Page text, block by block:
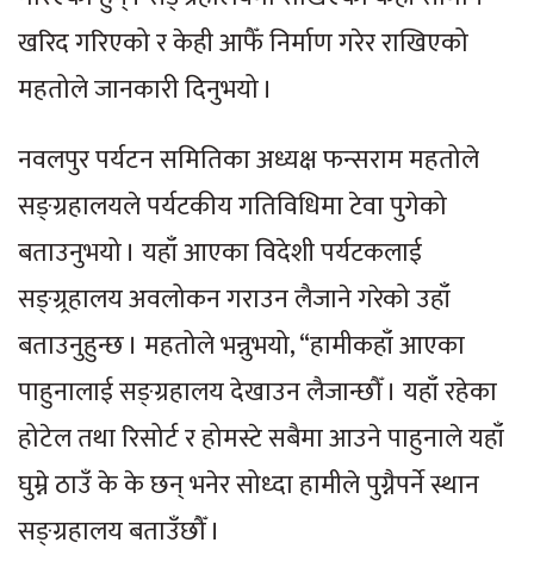
खरिद गरिएको र केही आफैँ निर्माण गरेर राखिएको
महतोले जानकारी दिनुभयो ।
नवलपुर पर्यटन समितिका अध्यक्ष फन्सराम महतोले
सङ्ग्रहालयले पर्यटकीय गतिविधिमा टेवा पुगेको
बताउनुभयो । यहाँ आएका विदेशी पर्यटकलाई
सङ्ग्र्रहालय अवलोकन गराउन लैजाने गरेको उहाँ
बताउनुहुन्छ । महतोले भन्नुभयो, “हामीकहाँ आएका
पाहुनालाई सङ्ग्रहालय देखाउन लैजान्छौँ । यहाँ रहेका
होटेल तथा रिसोर्ट र होमस्टे सबैमा आउने पाहुनाले यहाँ
घुम्ने ठाउँ के के छन् भनेर सोध्दा हामीले पुग्नैपर्ने स्थान
सङ्ग्रहालय बताउँछौँ ।